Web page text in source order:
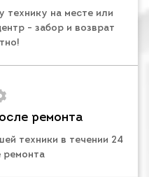
технику на месте или
- забор и возврат
ремонта
техники в течении 24
ремонта